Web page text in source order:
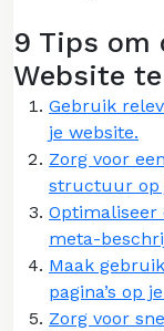
9 Tips om
Website
Gebruik
je website.
Zorg voor
structuur op
Optimaliseer
meta-
Maak
pagina’s op
Zorg voor